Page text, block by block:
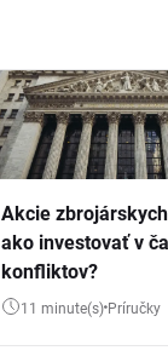
Akcie
ako investovať v
konfliktov?
11 minute(s) Príručky